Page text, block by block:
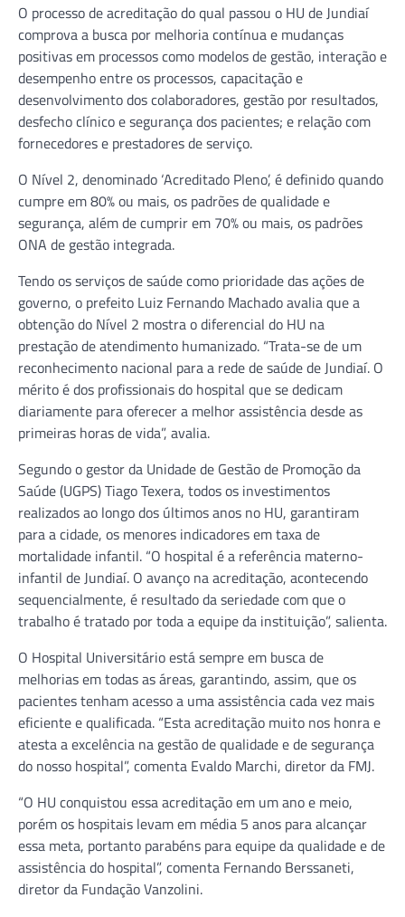
O processo de acreditação do qual passou o HU de Jundiaí
comprova a busca por melhoria contínua e mudanças
positivas em processos como modelos de gestão, interação e
desempenho entre os processos, capacitação e
desenvolvimento dos colaboradores, gestão por resultados,
desfecho clínico e segurança dos pacientes; e relação com
fornecedores e prestadores de serviço.
O Nível 2, denominado ‘Acreditado Pleno’, é definido quando
cumpre em 80% ou mais, os padrões de qualidade e
segurança, além de cumprir em 70% ou mais, os padrões
ONA de gestão integrada.
Tendo os serviços de saúde como prioridade das ações de
governo, o prefeito Luiz Fernando Machado avalia que a
obtenção do Nível 2 mostra o diferencial do HU na
prestação de atendimento humanizado. “Trata-se de um
reconhecimento nacional para a rede de saúde de Jundiaí. O
mérito é dos profissionais do hospital que se dedicam
diariamente para oferecer a melhor assistência desde as
primeiras horas de vida”, avalia.
Segundo o gestor da Unidade de Gestão de Promoção da
Saúde (UGPS) Tiago Texera, todos os investimentos
realizados ao longo dos últimos anos no HU, garantiram
para a cidade, os menores indicadores em taxa de
mortalidade infantil. “O hospital é a referência materno-
infantil de Jundiaí. O avanço na acreditação, acontecendo
sequencialmente, é resultado da seriedade com que o
trabalho é tratado por toda a equipe da instituição”, salienta.
O Hospital Universitário está sempre em busca de
melhorias em todas as áreas, garantindo, assim, que os
pacientes tenham acesso a uma assistência cada vez mais
eficiente e qualificada. “Esta acreditação muito nos honra e
atesta a excelência na gestão de qualidade e de segurança
do nosso hospital”, comenta Evaldo Marchi, diretor da FMJ.
“O HU conquistou essa acreditação em um ano e meio,
porém os hospitais levam em média 5 anos para alcançar
essa meta, portanto parabéns para equipe da qualidade e de
assistência do hospital”, comenta Fernando Berssaneti,
diretor da Fundação Vanzolini.